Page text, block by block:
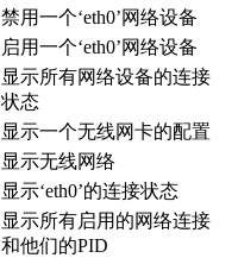
禁用一个‘eth0’网络设备
启用一个‘eth0’网络设备
显示所有网络设备的连接
状态
显示一个无线网卡的配置
显示无线网络
显示‘eth0’的连接状态
显示所有启用的网络连接
和他们的PID